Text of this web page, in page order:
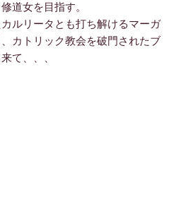
道女を目指す。
ルリータとも打ち解けるマーガ
カトリック教会を破門されたブ
て、、、